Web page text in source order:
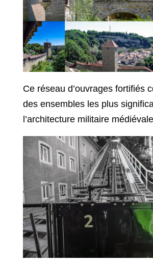
Ce réseau d’ouvrages fortifiés
des ensembles les plus
l’architecture militaire